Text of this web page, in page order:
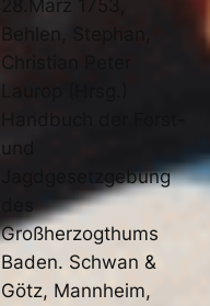
28.März 1753,
Behlen, Stephan,
Christian Peter
und
Jagdgesetzgebung
Großherzogthums
Baden. Schwan &
Götz, Mannheim,